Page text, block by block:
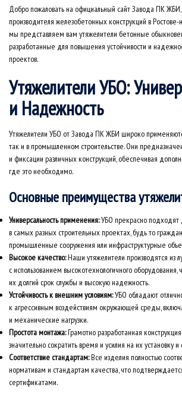
Добро пожаловать на официальный сайт Завода ПК
производителя железобетонных конструкций в
мы представляем вам утяжелители бетонные
разработанные для повышения устойчивости и
проектов.
Утяжелители УБО:
и Надежность
Утяжелители УБО от Завода ПК ЖБИ широко
так и в промышленном строительстве. Они
и фиксации различных конструкций, обеспечивая
где это необходимо.
Основные преимущества
Универсальность применения:УБО прекрасно подходят
в самых разных строительных проектах, будь то
промышленные сооружения или инфраструктурные
Высокое качество:Наши утяжелители производятся из
с использованием высокотехнологичного оборудования,
их долгий срок службы и высокую надежность.
Устойчивость к внешним условиям:УБО обладают
к агрессивным воздействиям окружающей среды,
и механические нагрузки.
Простота монтажа:Грамотно разработанная
значительно сократить время и усилия на их установку и
Соответствие стандартам:Все изделия полностью
нормативам и стандартам качества, что
сертификатами.